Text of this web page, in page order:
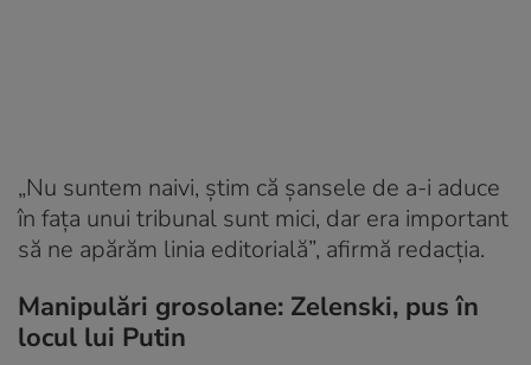
„Nu suntem naivi, știm că șansele de a-i aduce
în fața unui tribunal sunt mici, dar era important
să ne apărăm linia editorială”, afirmă redacția.
Manipulări grosolane: Zelenski, pus în
locul lui Putin